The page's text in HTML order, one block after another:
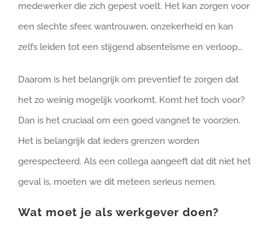
medewerker die zich gepest voelt. Het kan zorgen voor
een slechte sfeer, wantrouwen, onzekerheid en kan
zelfs leiden tot een stijgend absenteïsme en verloop…
Daarom is het belangrijk om preventief te zorgen dat
het zo weinig mogelijk voorkomt. Komt het toch voor?
Dan is het cruciaal om een goed vangnet te voorzien.
Het is belangrijk dat ieders grenzen worden
gerespecteerd. Als een collega aangeeft dat dit niet het
geval is, moeten we dit meteen serieus nemen.
Wat moet je als werkgever doen?